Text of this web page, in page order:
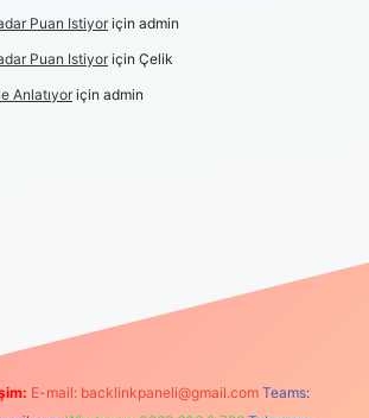
Puan Istiyoriçin admin
Puan Istiyoriçin Çelik
Anlatıyoriçin admin
elexbetgiris.org
E-mail: backlinkpaneli@gmail.com Teams: